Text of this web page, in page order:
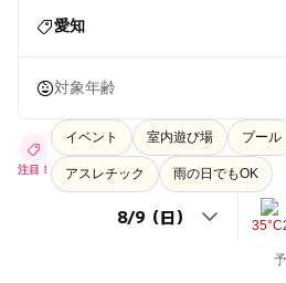
愛知
対象年齢
注目！
イベント 室内遊び場 プール
アスレチック 雨の日でもOK
35°C